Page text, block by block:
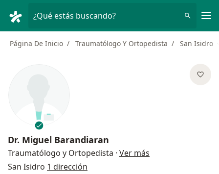
¿Qué estás buscando?
Página De Inicio Traumatólogo Y Ortopedista San Isidro
Dr. Miguel Barandiaran
Traumatólogo y Ortopedista · Ver más
San Isidro 1 dirección